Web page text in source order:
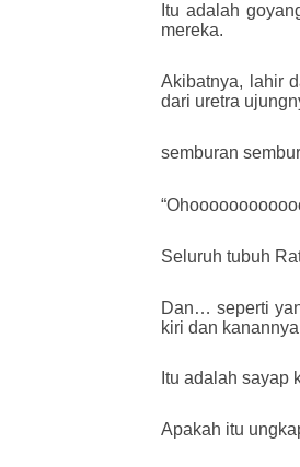
Itu adalah
mereka.
Akibatnya, lahir
dari uretra
semburan
Seluruh tubuh
Dan… seperti
kiri dan
Itu adalah sayap
Apakah itu